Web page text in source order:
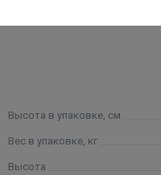
Высота в упаковке, см.
Вес в упаковке, кг
Высота